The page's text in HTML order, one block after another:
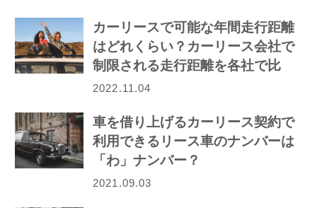
カーリースで可能な年間走行距離
はどれくらい？カーリース会社で
制限される走行距離を各社で比
較！
2022.11.04
車を借り上げるカーリース契約で
利用できるリース車のナンバーは
「わ」ナンバー？
2021.09.03